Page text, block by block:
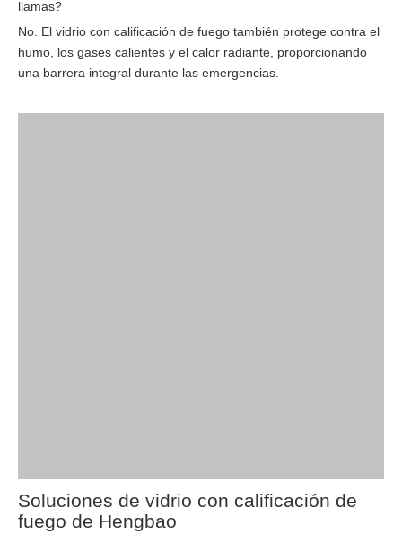
llamas?
No. El vidrio con calificación de fuego también protege contra el
humo, los gases calientes y el calor radiante, proporcionando
una barrera integral durante las emergencias.
Soluciones de vidrio con calificación de
fuego de Hengbao